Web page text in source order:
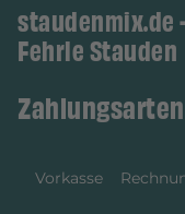
staudenmix.de
Fehrle Stauden
Zahlungsarten
Vorkasse